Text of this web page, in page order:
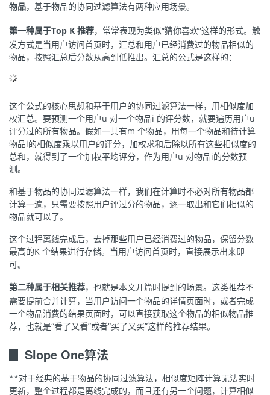
物品，基于物品的协同过滤算法有两种应用场景。
第一种属于Top K 推荐，常常表现为类似“猜你喜欢”这样的形式。触
发方式是当用户访问首页时，汇总和用户已经消费过的物品相似的
物品，按照汇总后分数从高到低推出。汇总的公式是这样的：
这个公式的核心思想和基于用户的协同过滤算法一样，用相似度加
权汇总。要预测一个用户u 对一个物品i 的评分数，就要遍历用户u
评分过的所有物品。假如一共有m 个物品，用每一个物品和待计算
物品i的相似度乘以用户的评分，加权求和后除以所有这些相似度的
总和，就得到了一个加权平均评分，作为用户u 对物品i的分数预
测。
和基于物品的协同过滤算法一样，我们在计算时不必对所有物品都
计算一遍，只需要按照用户评过分的物品，逐一取出和它们相似的
物品就可以了。
这个过程离线完成后，去掉那些用户已经消费过的物品，保留分数
最高的K 个结果进行存储。当用户访问首页时，直接展示出来即
可。
第二种属于相关推荐，也就是本文开篇时提到的场景。这类推荐不
需要提前合并计算，当用户访问一个物品的详情页面时，或者完成
一个物品消费的结果页面时，可以直接获取这个物品的相似物品推
荐，也就是“看了又看”或者“买了又买”这样的推荐结果。
▊ Slope One算法
**对于经典的基于物品的协同过滤算法，相似度矩阵计算无法实时
更新，整个过程都是离线完成的，而且还有另一个问题，计算相似